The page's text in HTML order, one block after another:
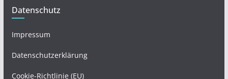
Datenschutz
Impressum
Datenschutzerklärung
Cookie-Richtlinie (EU)